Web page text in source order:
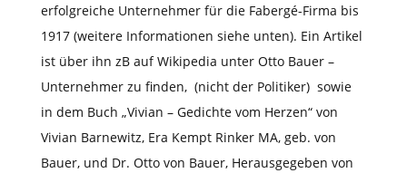
erfolgreiche Unternehmer für die Fabergé-Firma bis
1917 (weitere Informationen siehe unten). Ein Artikel
ist über ihn zB auf Wikipedia unter Otto Bauer –
Unternehmer zu finden, (nicht der Politiker) sowie
in dem Buch „Vivian – Gedichte vom Herzen“ von
Vivian Barnewitz, Era Kempt Rinker MA, geb. von
Bauer, und Dr. Otto von Bauer, Herausgegeben von